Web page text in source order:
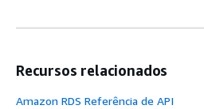
Recursos relacionados
Amazon RDS Referência de API